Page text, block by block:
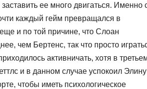
ее много двигаться. Именно
каждый гейм превращался в
и по той причине, что Слоан
чем Бертенс, так что просто
активничать, хотя в
и в данном случае успокоил
чтобы иметь психологическое